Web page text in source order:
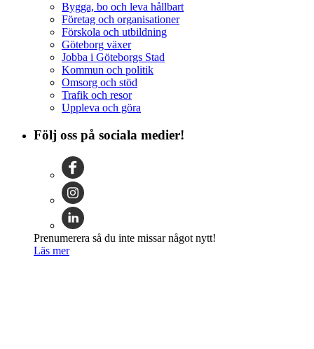
Bygga, bo och leva hållbart
Företag och organisationer
Förskola och utbildning
Göteborg växer
Jobba i Göteborgs Stad
Kommun och politik
Omsorg och stöd
Trafik och resor
Uppleva och göra
Följ oss på sociala medier!
Prenumerera så du inte missar något nytt!
Läs mer